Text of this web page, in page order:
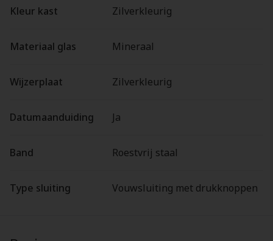
Kleur kast Zilverkleurig
Materiaal glas Mineraal
Wijzerplaat Zilverkleurig
Datumaanduiding Ja
Band Roestvrij staal
Type sluiting Vouwsluiting met drukknoppen